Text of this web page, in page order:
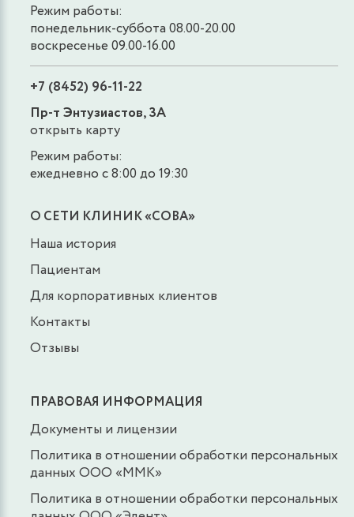
Режим работы:
понедельник-суббота 08.00-20.00
воскресенье 09.00-16.00
+7 (8452) 96-11-22
Пр-т Энтузиастов, 3А
открыть карту
Режим работы:
ежедневно с 8:00 до 19:30
О СЕТИ КЛИНИК «СОВА»
Наша история
Пациентам
Для корпоративных клиентов
Контакты
Отзывы
ПРАВОВАЯ ИНФОРМАЦИЯ
Документы и лицензии
Политика в отношении обработки персональных
данных ООО «ММК»
Политика в отношении обработки персональных